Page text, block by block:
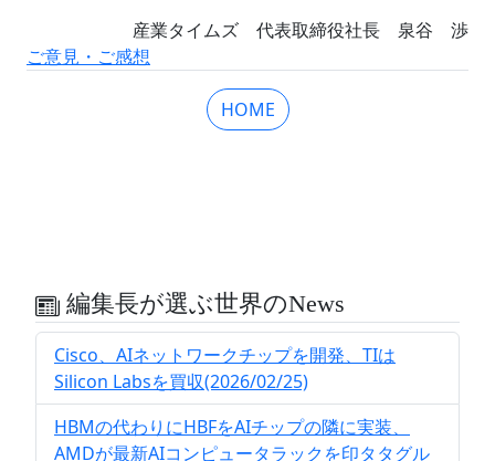
産業タイムズ 代表取締役社長 泉谷 渉
ご意見・ご感想
HOME
編集長が選ぶ世界のNews
Cisco、AIネットワークチップを開発、TIは
Silicon Labsを買収(2026/02/25)
HBMの代わりにHBFをAIチップの隣に実装、
AMDが最新AIコンピュータラックを印タタグル